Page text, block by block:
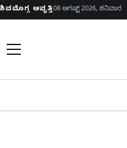
Skip to content
ಶಿವಮೊಗ್ಗ ಆವೃತ್ತಿ08 ಆಗಷ್ಟ್ 2026, ಶನಿವಾರ